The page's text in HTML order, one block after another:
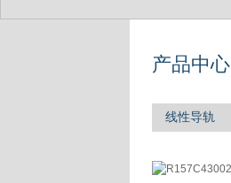
产品中心
线性导轨